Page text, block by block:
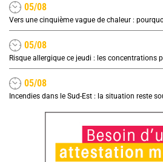
05/08
05/08
05/08
Incendies dans le Sud-Est : la situation reste